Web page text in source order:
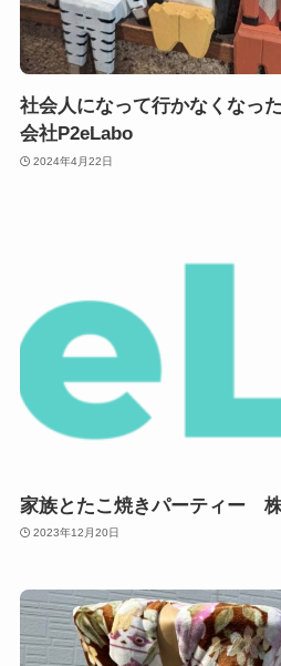
社会人になって行かなくなっ
会社P2eLabo
2024年4月22日
家族とたこ焼きパーティー
2023年12月20日